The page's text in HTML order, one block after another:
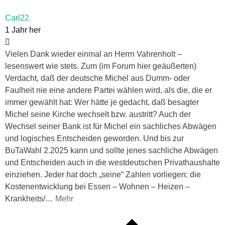
Carl22
1 Jahr her
Vielen Dank wieder einmal an Herrn Vahrenholt –
lesenswert wie stets. Zum (im Forum hier geäußerten)
Verdacht, daß der deutsche Michel aus Dumm- oder
Faulheit nie eine andere Partei wählen wird, als die, die er
immer gewählt hat: Wer hätte je gedacht, daß besagter
Michel seine Kirche wechselt bzw. austritt? Auch der
Wechsel seiner Bank ist für Michel ein sachliches Abwägen
und logisches Entscheiden geworden. Und bis zur
BuTaWahl 2.2025 kann und sollte jenes sachliche Abwägen
und Entscheiden auch in die westdeutschen Privathaushalte
einziehen. Jeder hat doch „seine“ Zahlen vorliegen: die
Kostenentwicklung bei Essen – Wohnen – Heizen –
Krankheits/… Mehr